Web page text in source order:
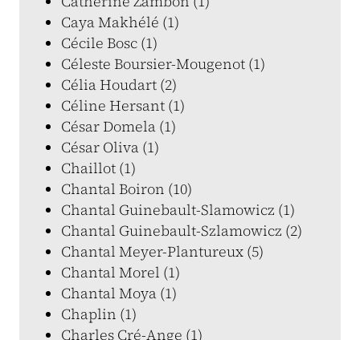
Caya Makhélé (1)
Cécile Bosc (1)
Céleste Boursier-Mougenot (1)
Célia Houdart (2)
Céline Hersant (1)
César Domela (1)
César Oliva (1)
Chaillot (1)
Chantal Boiron (10)
Chantal Guinebault-Slamowicz (1)
Chantal Guinebault-Szlamowicz (2)
Chantal Meyer-Plantureux (5)
Chantal Morel (1)
Chantal Moya (1)
Chaplin (1)
Charles Cré-Ange (1)